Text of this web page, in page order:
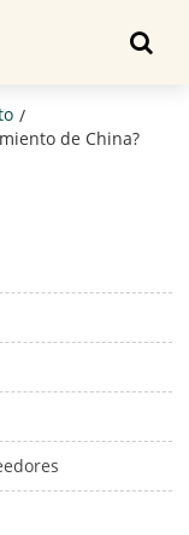
/
de China?